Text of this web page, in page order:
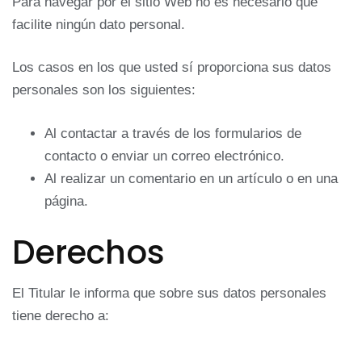
facilite ningún dato personal.
Los casos en los que usted sí proporciona sus datos
personales son los siguientes:
Al contactar a través de los formularios de
contacto o enviar un correo electrónico.
Al realizar un comentario en un artículo o en una
página.
Derechos
El Titular le informa que sobre sus datos personales
tiene derecho a: